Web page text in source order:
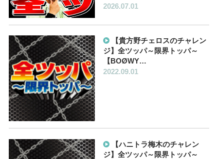
2026.07.01
【貴方野チェロスのチャレン
ジ】全ツッパ～限界トッパ～
【BOØWY…
2022.09.01
【ハニトラ梅木のチャレン
ジ】全ツッパ～限界トッパ～